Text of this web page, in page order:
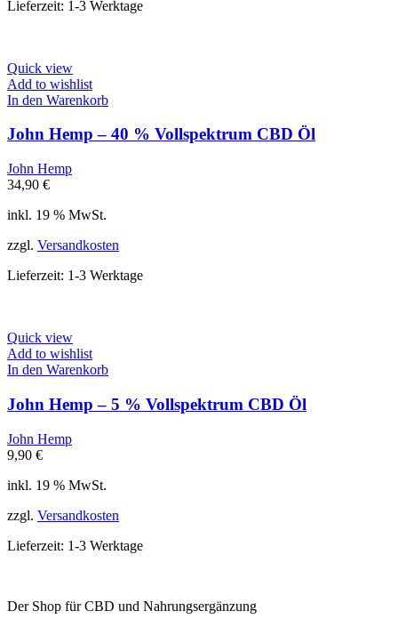
Lieferzeit: 1-3 Werktage
Quick view
Add to wishlist
In den Warenkorb
John Hemp – 40 % Vollspektrum CBD Öl
John Hemp
34,90 €
inkl. 19 % MwSt.
zzgl. Versandkosten
Lieferzeit: 1-3 Werktage
Quick view
Add to wishlist
In den Warenkorb
John Hemp – 5 % Vollspektrum CBD Öl
John Hemp
9,90 €
inkl. 19 % MwSt.
zzgl. Versandkosten
Lieferzeit: 1-3 Werktage
Der Shop für CBD und Nahrungsergänzung